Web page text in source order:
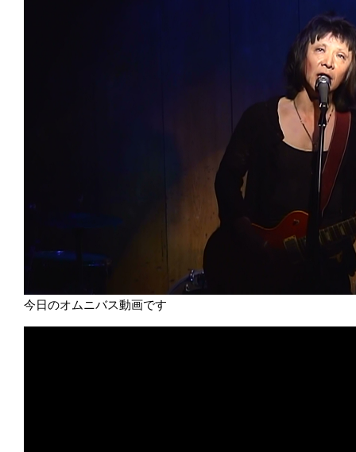
今日のオムニバス動画です